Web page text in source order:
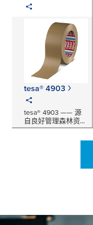
tesa® 4903
tesa® 4903 —— 源
自良好管理森林资源
的封箱胶带